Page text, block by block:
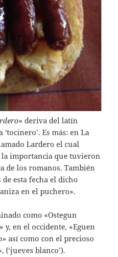
» deriva del latín
Es más: en La
Lardero el cual
importancia que tuvieron
de los romanos. También
esta fecha el dicho
en el puchero».
como «Ostegun
y, en el occidente, «Eguen
así como con el precioso
blanco’).